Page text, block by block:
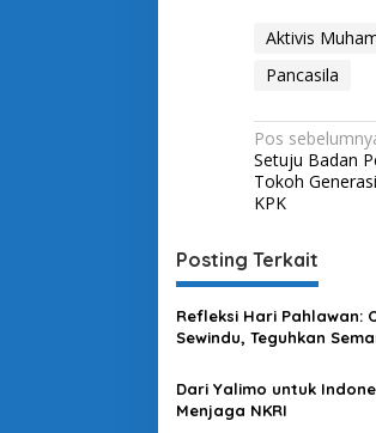
A
a
a
h
P
a
l
a
Aktivis
Pancasila
N
a
v
i
g
a
s
i
p
Pos
Setuju Badan
Tokoh
KPK
Posting Terkait
Refleksi Hari Pahlawan:
Sewindu, Teguhkan
Dari Yalimo untuk
Menjaga NKRI